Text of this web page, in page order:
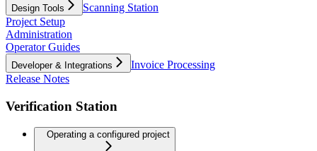
Design Tools
Scanning Station
Project Setup
Administration
Operator Guides
Developer & Integrations
Invoice Processing
Release Notes
Verification Station
Operating a configured project